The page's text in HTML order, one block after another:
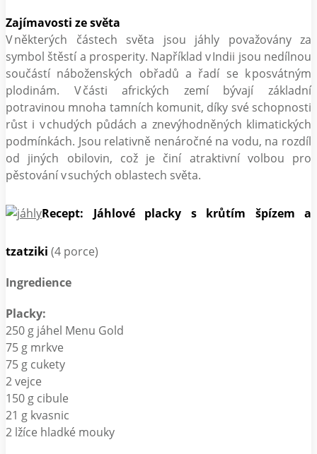
Zajímavosti ze světa
V některých částech světa jsou jáhly považovány za
symbol štěstí a prosperity. Například v Indii jsou nedílnou
součástí náboženských obřadů a řadí se k posvátným
plodinám. V části afrických zemí bývají základní
potravinou mnoha tamních komunit, díky své schopnosti
růst i v chudých půdách a znevýhodněných klimatických
podmínkách. Jsou relativně nenáročné na vodu, na rozdíl
od jiných obilovin, což je činí atraktivní volbou pro
pěstování v suchých oblastech světa.
Recept: Jáhlové placky s krůtím špízem a
tzatziki (4 porce)
Ingredience
Placky:
250 g jáhel Menu Gold
75 g mrkve
75 g cukety
2 vejce
150 g cibule
21 g kvasnic
2 lžíce hladké mouky